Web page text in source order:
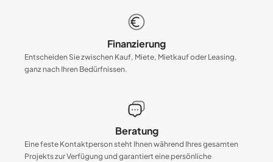
Finanzierung
Entscheiden Sie zwischen Kauf, Miete, Mietkauf oder Leasing,
ganz nach Ihren Bedürfnissen.
Beratung
Eine feste Kontaktperson steht Ihnen während Ihres gesamten
Projekts zur Verfügung und garantiert eine persönliche